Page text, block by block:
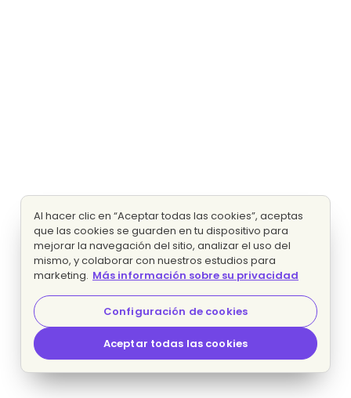
Al hacer clic en “Aceptar todas las cookies”, aceptas
que las cookies se guarden en tu dispositivo para
mejorar la navegación del sitio, analizar el uso del
mismo, y colaborar con nuestros estudios para
marketing. Más información sobre su privacidad
Configuración de cookies
Aceptar todas las cookies